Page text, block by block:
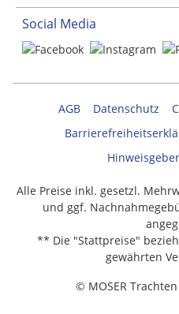
Social Media
AGB Datenschutz
Alle Preise inkl. gesetzl.
und ggf.
** Die "Stattpreise"
gewährten
© MOSER